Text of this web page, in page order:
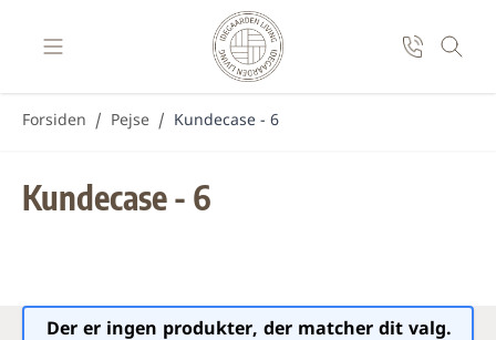
Forsiden / Pejse / Kundecase - 6
Kundecase - 6
Der er ingen produkter, der matcher dit valg.